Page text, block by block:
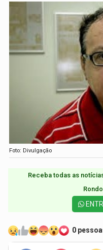
Foto: Divulgação
Receba todas as
0